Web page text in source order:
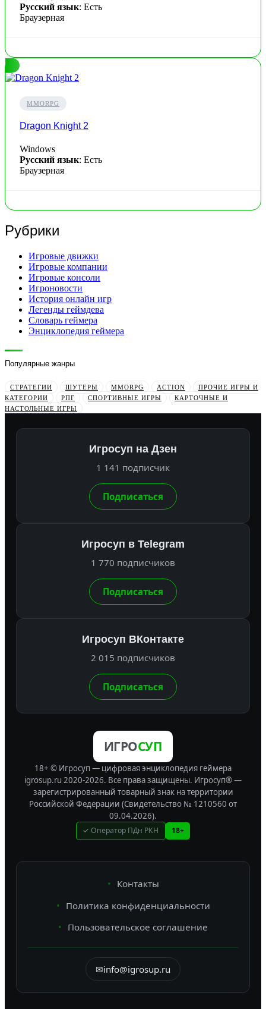
Русский язык: Есть
Браузерная
MMORPG
Dragon Knight 2
Windows
Русский язык: Есть
Браузерная
Рубрики
Игровые движки
Игровые компании
Игровые консоли
Игроновости
История онлайн игр
Легенды геймдева
Словарь геймера
Энциклопедия геймера
Популярные жанры
СТРАТЕГИИ ШУТЕРЫ MMORPG ACTION
ПРОЧИЕ ИГРЫ И
КАТЕГОРИИ
РПГ СПОРТИВНЫЕ ИГРЫ
КАРТОЧНЫЕ И
НАСТОЛЬНЫЕ ИГРЫ
Игросуп на Дзен
1 141 подписчик
Подписаться
Игросуп в Telegram
1 770 подписчиков
Подписаться
Игросуп ВКонтакте
2 015 подписчиков
Подписаться
ИГРОСУП
18+ © Игросуп — цифровая энциклопедия геймера
igrosup.ru 2020-2026. Все права защищены. Игросуп® —
зарегистрированный товарный знак на территории
Российской Федерации (Свидетельство № 1210560 от
09.04.2026).
✓ Оператор ПДн РКН 18+
Контакты
Политика конфиденциальности
Пользовательское соглашение
✉info@igrosup.ru